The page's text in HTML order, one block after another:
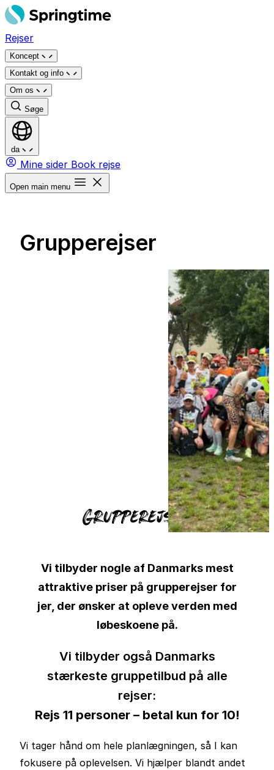
Spring
indhold
Rejser
Koncept
Kontakt og info
Om os
Søge
da
Mine sider Book rejse
Open main menu
Grupperejser
Grupperejser
Vi tilbyder nogle af Danmarks mest
attraktive priser på grupperejser for
jer, der ønsker at opleve verden med
løbeskoene på.
Vi tilbyder også Danmarks
stærkeste gruppetilbud på alle
rejser:
Rejs 11 personer – betal kun for 10!
Vi tager hånd om hele planlægningen, så I kan
fokusere på oplevelsen. Vi hjælper blandt andet